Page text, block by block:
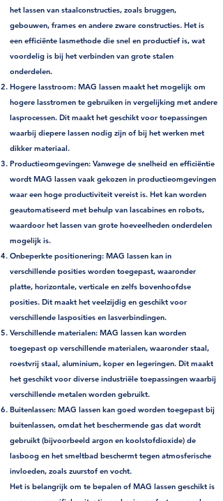
het lassen van staalconstructies, zoals bruggen,
gebouwen, frames en andere zware constructies. Het is
een efficiënte lasmethode die snel en productief is, wat
voordelig is bij het verbinden van grote stalen
onderdelen.
Hogere lasstroom: MAG lassen maakt het mogelijk om
hogere lasstromen te gebruiken in vergelijking met andere
lasprocessen. Dit maakt het geschikt voor toepassingen
waarbij diepere lassen nodig zijn of bij het werken met
dikker materiaal.
Productieomgevingen: Vanwege de snelheid en efficiëntie
wordt MAG lassen vaak gekozen in productieomgevingen
waar een hoge productiviteit vereist is. Het kan worden
geautomatiseerd met behulp van lascabines en robots,
waardoor het lassen van grote hoeveelheden onderdelen
mogelijk is.
Onbeperkte positionering: MAG lassen kan in
verschillende posities worden toegepast, waaronder
platte, horizontale, verticale en zelfs bovenhoofdse
posities. Dit maakt het veelzijdig en geschikt voor
verschillende lasposities en lasverbindingen.
Verschillende materialen: MAG lassen kan worden
toegepast op verschillende materialen, waaronder staal,
roestvrij staal, aluminium, koper en legeringen. Dit maakt
het geschikt voor diverse industriële toepassingen waarbij
verschillende metalen worden gebruikt.
Buitenlassen: MAG lassen kan goed worden toegepast bij
buitenlassen, omdat het beschermende gas dat wordt
gebruikt (bijvoorbeeld argon en koolstofdioxide) de
lasboog en het smeltbad beschermt tegen atmosferische
invloeden, zoals zuurstof en vocht.
Het is belangrijk om te bepalen of MAG lassen geschikt is